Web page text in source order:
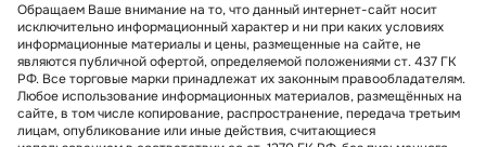
Обращаем Ваше внимание на то, что данный интернет-сайт носит
исключительно информационный характер и ни при каких условиях
информационные материалы и цены, размещенные на сайте, не
являются публичной офертой, определяемой положениями ст. 437 ГК
РФ. Все торговые марки принадлежат их законным правообладателям.
Любое использование информационных материалов, размещённых на
сайте, в том числе копирование, распространение, передача третьим
лицам, опубликование или иные действия, считающиеся